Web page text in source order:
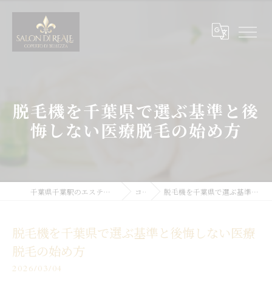
脱毛機を千葉県で選ぶ基準と後
悔しない医療脱毛の始め方
千葉県千葉駅のエステサロンならSALON DI REALE コラム 脱毛機を千葉県で選ぶ基準と後悔しない医療脱毛の始め方
脱毛機を千葉県で選ぶ基準と後悔しない医療
脱毛の始め方
2026/03/04